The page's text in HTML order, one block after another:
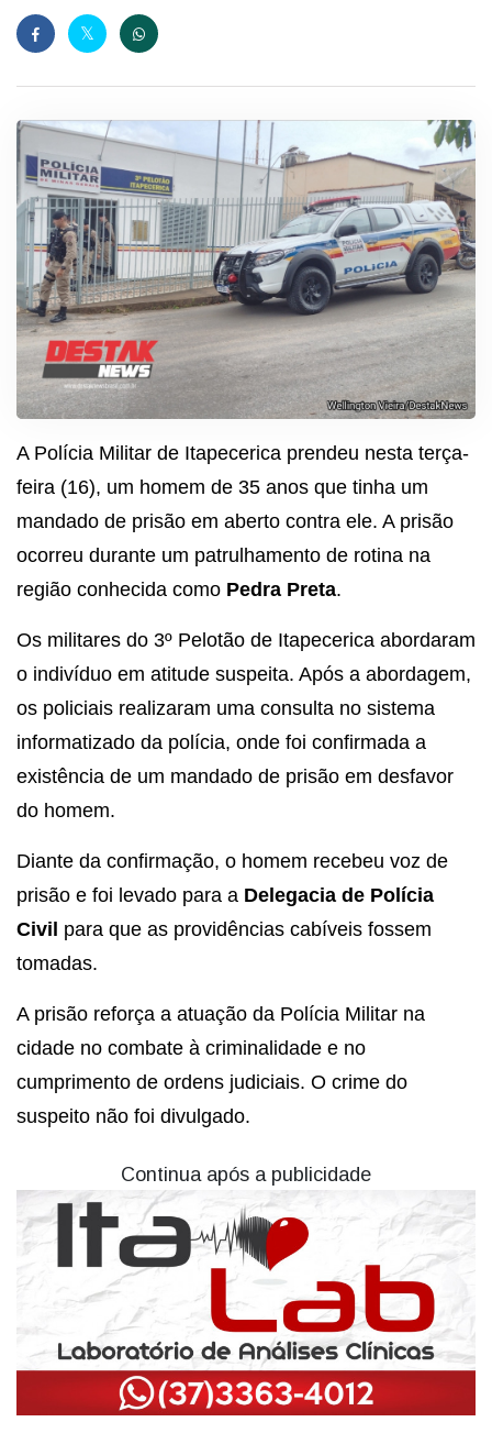
A Polícia Militar de Itapecerica prendeu nesta terça-
feira (16), um homem de 35 anos que tinha um
mandado de prisão em aberto contra ele. A prisão
ocorreu durante um patrulhamento de rotina na
região conhecida como Pedra Preta.
Os militares do 3º Pelotão de Itapecerica abordaram
o indivíduo em atitude suspeita. Após a abordagem,
os policiais realizaram uma consulta no sistema
informatizado da polícia, onde foi confirmada a
existência de um mandado de prisão em desfavor
do homem.
Diante da confirmação, o homem recebeu voz de
prisão e foi levado para a Delegacia de Polícia
Civil para que as providências cabíveis fossem
tomadas.
A prisão reforça a atuação da Polícia Militar na
cidade no combate à criminalidade e no
cumprimento de ordens judiciais. O crime do
suspeito não foi divulgado.
Continua após a publicidade